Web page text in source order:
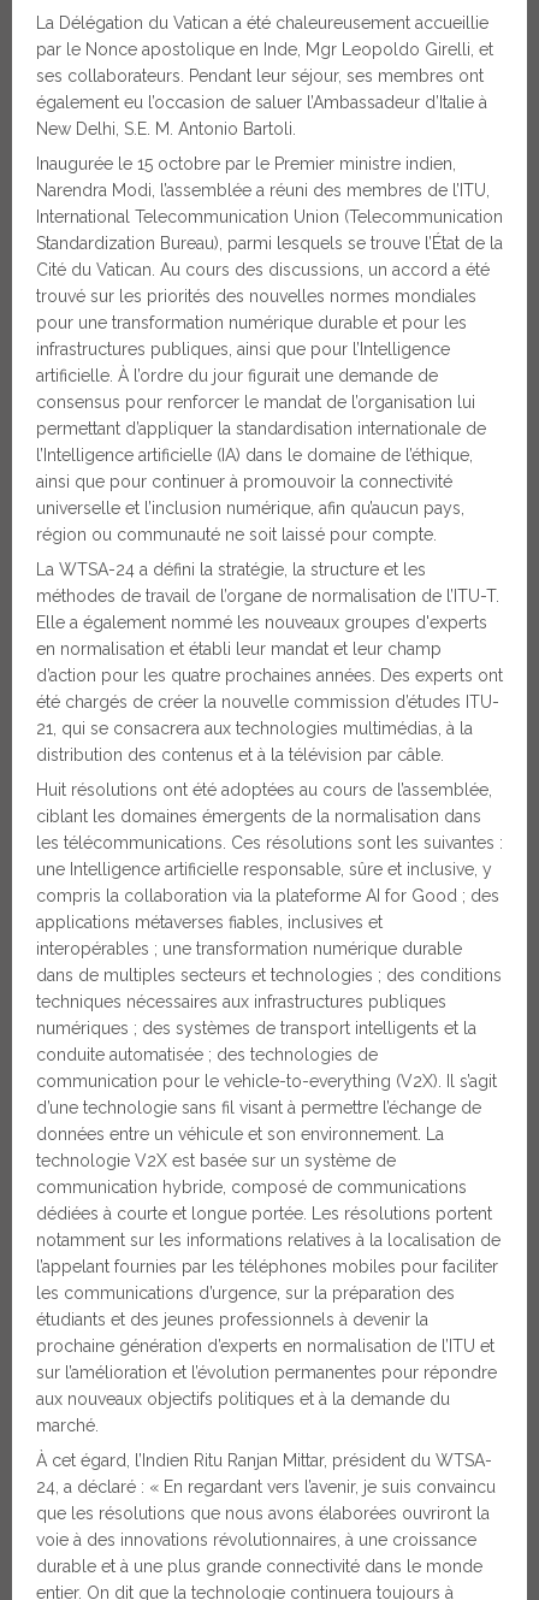
La Délégation du Vatican a été chaleureusement accueillie
par le Nonce apostolique en Inde, Mgr Leopoldo Girelli, et
ses collaborateurs. Pendant leur séjour, ses membres ont
également eu l’occasion de saluer l’Ambassadeur d’Italie à
New Delhi, S.E. M. Antonio Bartoli.
Inaugurée le 15 octobre par le Premier ministre indien,
Narendra Modi, l’assemblée a réuni des membres de l’ITU,
International Telecommunication Union (Telecommunication
Standardization Bureau), parmi lesquels se trouve l’État de la
Cité du Vatican. Au cours des discussions, un accord a été
trouvé sur les priorités des nouvelles normes mondiales
pour une transformation numérique durable et pour les
infrastructures publiques, ainsi que pour l’Intelligence
artificielle. À l’ordre du jour figurait une demande de
consensus pour renforcer le mandat de l’organisation lui
permettant d’appliquer la standardisation internationale de
l’Intelligence artificielle (IA) dans le domaine de l’éthique,
ainsi que pour continuer à promouvoir la connectivité
universelle et l’inclusion numérique, afin qu’aucun pays,
région ou communauté ne soit laissé pour compte.
La WTSA-24 a défini la stratégie, la structure et les
méthodes de travail de l’organe de normalisation de l’ITU-T.
Elle a également nommé les nouveaux groupes d'experts
en normalisation et établi leur mandat et leur champ
d’action pour les quatre prochaines années. Des experts ont
été chargés de créer la nouvelle commission d’études ITU-
21, qui se consacrera aux technologies multimédias, à la
distribution des contenus et à la télévision par câble.
Huit résolutions ont été adoptées au cours de l’assemblée,
ciblant les domaines émergents de la normalisation dans
les télécommunications. Ces résolutions sont les suivantes :
une Intelligence artificielle responsable, sûre et inclusive, y
compris la collaboration via la plateforme AI for Good ; des
applications métaverses fiables, inclusives et
interopérables ; une transformation numérique durable
dans de multiples secteurs et technologies ; des conditions
techniques nécessaires aux infrastructures publiques
numériques ; des systèmes de transport intelligents et la
conduite automatisée ; des technologies de
communication pour le vehicle-to-everything (V2X). Il s’agit
d’une technologie sans fil visant à permettre l’échange de
données entre un véhicule et son environnement. La
technologie V2X est basée sur un système de
communication hybride, composé de communications
dédiées à courte et longue portée. Les résolutions portent
notamment sur les informations relatives à la localisation de
l’appelant fournies par les téléphones mobiles pour faciliter
les communications d’urgence, sur la préparation des
étudiants et des jeunes professionnels à devenir la
prochaine génération d’experts en normalisation de l’ITU et
sur l’amélioration et l’évolution permanentes pour répondre
aux nouveaux objectifs politiques et à la demande du
marché.
À cet égard, l’Indien Ritu Ranjan Mittar, président du WTSA-
24, a déclaré : « En regardant vers l’avenir, je suis convaincu
que les résolutions que nous avons élaborées ouvriront la
voie à des innovations révolutionnaires, à une croissance
durable et à une plus grande connectivité dans le monde
entier. On dit que la technologie continuera toujours à